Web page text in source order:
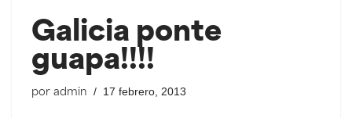
Galicia ponte
guapa!!!!
por admin 17 febrero, 2013